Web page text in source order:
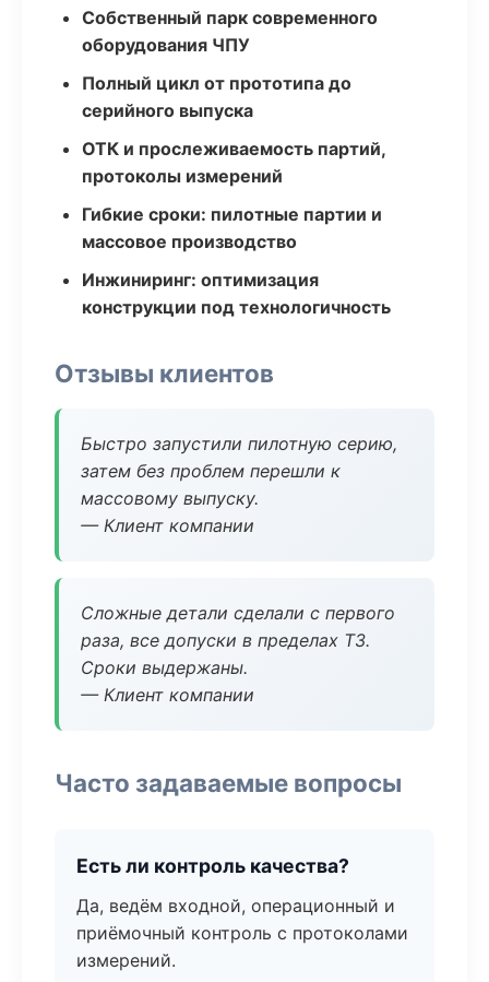
Собственный парк современного
оборудования ЧПУ
Полный цикл от прототипа до
серийного выпуска
ОТК и прослеживаемость партий,
протоколы измерений
Гибкие сроки: пилотные партии и
массовое производство
Инжиниринг: оптимизация
конструкции под технологичность
Отзывы клиентов
Быстро запустили пилотную серию,
затем без проблем перешли к
массовому выпуску.
— Клиент компании
Сложные детали сделали с первого
раза, все допуски в пределах ТЗ.
Сроки выдержаны.
— Клиент компании
Часто задаваемые вопросы
Есть ли контроль качества?
Да, ведём входной, операционный и
приёмочный контроль с протоколами
измерений.